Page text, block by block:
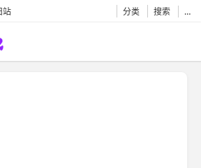
站 分类 搜索 …